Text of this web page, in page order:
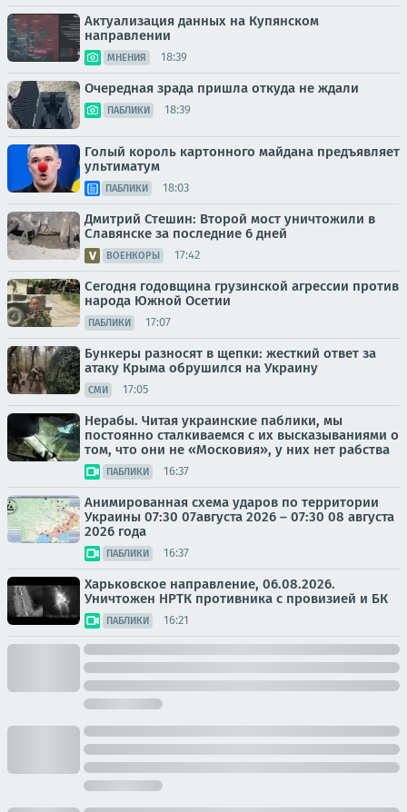
Актуализация данных на Купянском
направлении
МНЕНИЯ 18:39
Очередная зрада пришла откуда не ждали
ПАБЛИКИ 18:39
Голый король картонного майдана предъявляет
ультиматум
ПАБЛИКИ 18:03
Дмитрий Стешин: Второй мост уничтожили в
Славянске за последние 6 дней
ВОЕНКОРЫ 17:42
Сегодня годовщина грузинской агрессии против
народа Южной Осетии
ПАБЛИКИ 17:07
Бункеры разносят в щепки: жесткий ответ за
атаку Крыма обрушился на Украину
СМИ 17:05
Нерабы. Читая украинские паблики, мы
постоянно сталкиваемся с их высказываниями о
том, что они не «Московия», у них нет рабства
ПАБЛИКИ 16:37
Анимированная схема ударов по территории
Украины 07:30 07августа 2026 – 07:30 08 августа
2026 года
ПАБЛИКИ 16:37
Харьковское направление, 06.08.2026.
Уничтожен НРТК противника с провизией и БК
ПАБЛИКИ 16:21